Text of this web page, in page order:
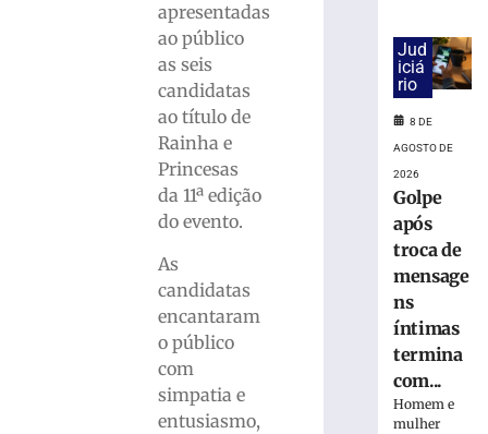
apresentadas
ao público
as seis
candidatas
ao título de
Rainha e
Princesas
da 11ª edição
do evento.
As
candidatas
encantaram
o público
com
simpatia e
entusiasmo,
Cratera
“engole”
roda
caminhão
Jud
iciá
rio
8 DE
AGOSTO DE
2026
Golpe
após
troca de
mensage
ns
íntimas
termina
com...
Homem e
mulher